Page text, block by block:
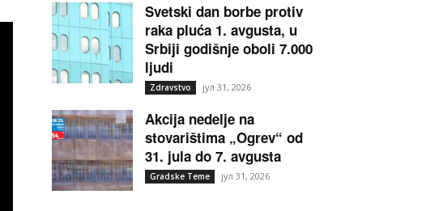
Svetski dan borbe protiv
raka pluća 1. avgusta, u
Srbiji godišnje oboli 7.000
ljudi
Zdravstvo јул 31, 2026
Akcija nedelje na
stovarištima „Ogrev“ od
31. jula do 7. avgusta
Gradske Teme јул 31, 2026